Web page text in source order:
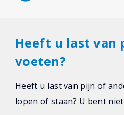
Heeft u last van
voeten?
Heeft u last van pijn of
lopen of staan? U bent